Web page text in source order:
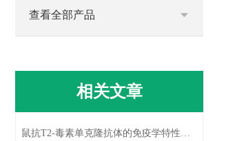
查看全部产品
相关文章
鼠抗T2-毒素单克隆抗体的免疫学特性及应用